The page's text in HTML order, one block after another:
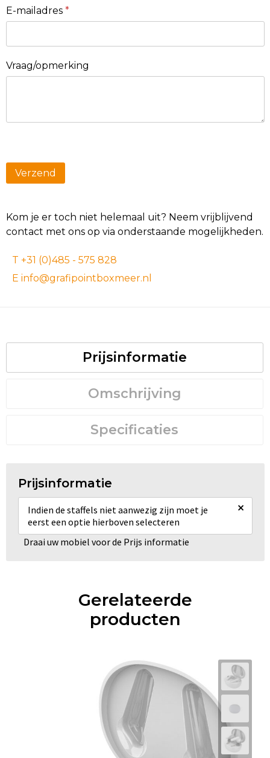
E-mailadres *
Vraag/opmerking
Kom je er toch niet helemaal uit? Neem vrijblijvend
contact met ons op via onderstaande mogelijkheden.
T +31 (0)485 - 575 828
E info@grafipointboxmeer.nl
Prijsinformatie
Omschrijving
Specificaties
Prijsinformatie
Indien de staffels niet aanwezig zijn moet je
eerst een optie hierboven selecteren
×
Draai uw mobiel voor de Prijs informatie
Gerelateerde
producten